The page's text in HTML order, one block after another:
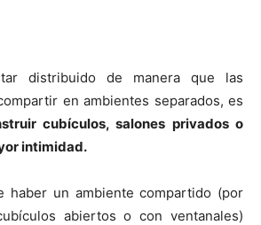
distribuido de manera que las
en ambientes separados, es
cubículos, salones privados o
intimidad.
haber un ambiente compartido (por
abiertos o con ventanales)